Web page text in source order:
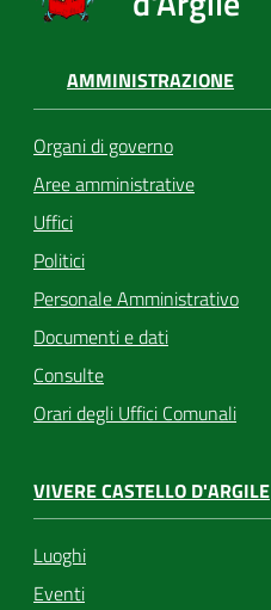
AMMINISTRAZIONE
Organi di governo
Aree amministrative
Uffici
Politici
Personale Amministrativo
Documenti e dati
Consulte
Orari degli Uffici Comunali
VIVERE CASTELLO D'ARGILE
Luoghi
Eventi